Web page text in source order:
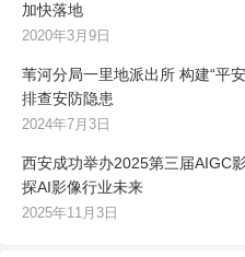
加快落地
2020年3月9日
苇河分局一里地派出所 构建“平
排查安防隐患
2024年7月3日
西安成功举办2025第三届AIGC
探AI影像行业未来
2025年11月3日